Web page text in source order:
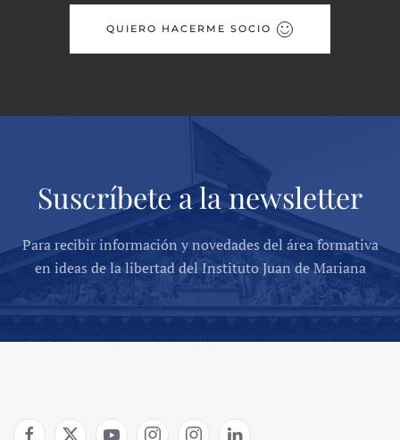
QUIERO HACERME SOCIO
Suscríbete a la newsletter
Para recibir información y novedades del área formativa
en ideas de la libertad del Instituto Juan de Mariana